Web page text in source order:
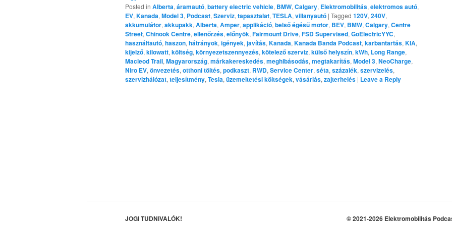
Posted in Alberta, áramautó, battery electric vehicle, BMW, Calgary, Elektromobilitás, elektromos autó,
EV, Kanada, Model 3, Podcast, Szerviz, tapasztalat, TESLA, villanyautó | Tagged 120V, 240V,
akkumulátor, akkupakk, Alberta, Amper, applikáció, belső égésű motor, BEV, BMW, Calgary, Centre
Street, Chinook Centre, ellenőrzés, előnyök, Fairmount Drive, FSD Supervised, GoElectricYYC,
használtautó, haszon, hátrányok, igények, javítás, Kanada, Kanada Banda Podcast, karbantartás, KIA,
kijelző, kilowatt, költség, környezetszennyezés, kötelező szerviz, külső helyszín, kWh, Long Range,
Macleod Trail, Magyarország, márkakereskedés, meghibásodás, megtakarítás, Model 3, NeoCharge,
Niro EV, önvezetés, otthoni töltés, podkaszt, RWD, Service Center, séta, százalék, szervizelés,
szervizhálózat, teljesítmény, Tesla, üzemeltetési költségek, vásárlás, zajterhelés | Leave a Reply
JOGI TUDNIVALÓK! © 2021-2026 Elektromobilitás